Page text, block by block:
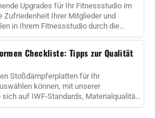
Upgrades für Ihr Fitnessstudio im
Zufriedenheit Ihrer Mitglieder und
in Ihrem Fitnessstudio durch die
High-Qua......
Checkliste: Tipps zur Qualität
Stoßdämpferplatten für Ihr
können, mit unserer
auf IWF-Standards, Materialqualität,